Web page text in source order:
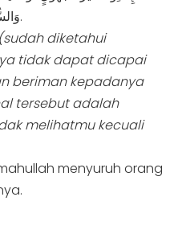
وَالسُّؤَالُ عَنْهُ بِدْعَةٌ، وَمَا أَرَاكَ إِلاَّ ضَالاًّ.
diketahui
tidak dapat dicapai
beriman kepadanya
tersebut adalah
melihatmu kecuali
menyuruh orang